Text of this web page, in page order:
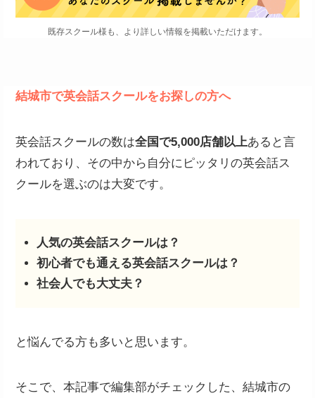
既存スクール様も、より詳しい情報を掲載いただけます。
結城市で英会話スクールをお探しの方へ
英会話スクールの数は全国で5,000店舗以上あると言
われており、その中から自分にピッタリの英会話ス
クールを選ぶのは大変です。
人気の英会話スクールは？
初心者でも通える英会話スクールは？
社会人でも大丈夫？
と悩んでる方も多いと思います。
そこで、本記事で編集部がチェックした、結城市の